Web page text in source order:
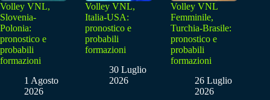
Volley VNL,
Slovenia-
Polonia:
pronostico e
probabili
formazioni
1 Agosto
2026
Volley VNL,
Italia-USA:
pronostico e
probabili
formazioni
30 Luglio
2026
Volley VNL
Femminile,
Turchia-Brasile:
pronostico e
probabili
formazioni
26 Luglio
2026